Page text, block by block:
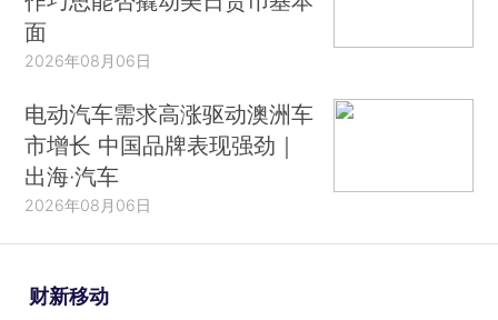
面
2026年08月06日
电动汽车需求高涨驱动澳洲车
市增长 中国品牌表现强劲｜
出海·汽车
2026年08月06日
财新移动